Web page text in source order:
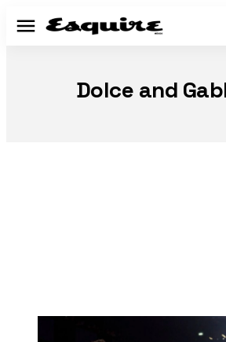
Menú
Dolce and